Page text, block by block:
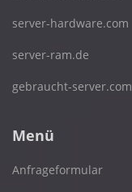
server-hardware.com
server-ram.de
gebraucht-server.com
Menü
Anfrageformular